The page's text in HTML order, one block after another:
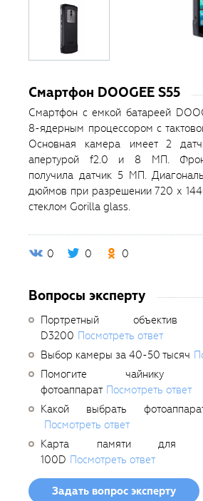
Смартфон DOOGEE S55
Смартфон с емкой батареей
8-ядерным процессором с
Основная камера имеет 2
апертурой f2.0 и 8 МП.
получила датчик 5 МП.
дюймов при разрешении 720 х
стеклом Gorilla glass.
0 0 0
Вопросы эксперту
Портретный
D3200 Посмотреть ответ
Выбор камеры за 40-50 тысяч
Помогите чайнику
фотоаппарат Посмотреть ответ
Какой выбрать
Посмотреть ответ
Карта памяти для
100D Посмотреть ответ
Задать вопрос эксперту